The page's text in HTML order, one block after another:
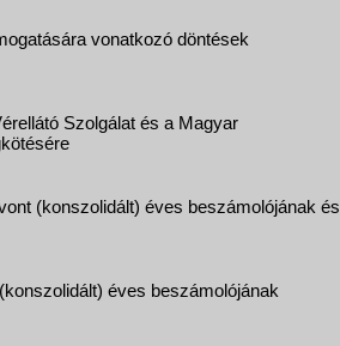
vonatkozó döntések
Szolgálat és a Magyar
(konszolidált) éves beszámolójának és
éves beszámolójának